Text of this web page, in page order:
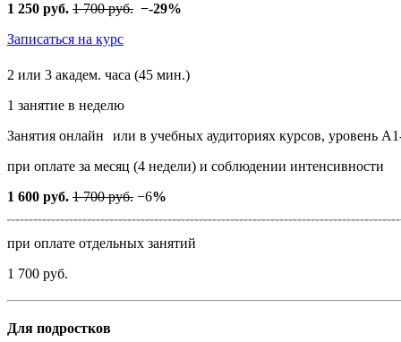
1 250 руб. 1 700 руб. −-29%
Записаться на курс
2 или 3 академ. часа (45 мин.)
1 занятие в неделю
Занятия онлайн
или в учебных аудиториях курсов, уровень
при оплате за месяц (4 недели) и соблюдении интенсивности
1 600 руб. 1 700 руб. −6%
при оплате отдельных занятий
1 700 руб.
Для подростков